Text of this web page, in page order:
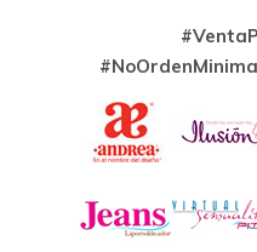
#NoOrdenMinima